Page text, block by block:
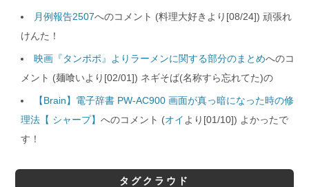
月例報告2507へのコメント (料理大好きより[08/24]) 頑張れ
けんた！
映画『タンポポ』よりラーメンに関する部分のまとめへのコ
メント (麺喰いより[02/01]) ネギそば(名称すら忘れてた)の
【Brain】電子辞書 PW-AC900 画面が真っ暗になった時の修
理法【 シャープ】 へのコメント (オイ より[01/10]) よかったで
す！
タグクラウド